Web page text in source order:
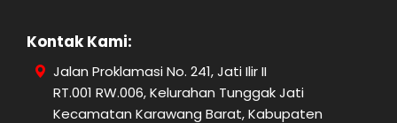
Kontak Kami:
Jalan Proklamasi No. 241, Jati Ilir II
RT.001 RW.006, Kelurahan Tunggak Jati
Kecamatan Karawang Barat, Kabupaten